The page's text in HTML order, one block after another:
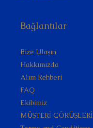
Bağlantılar
Bize Ulaşın
Hakkımızda
Alım Rehberi
FAQ
Ekibimiz
MÜŞTERİ GÖRÜŞLERİ